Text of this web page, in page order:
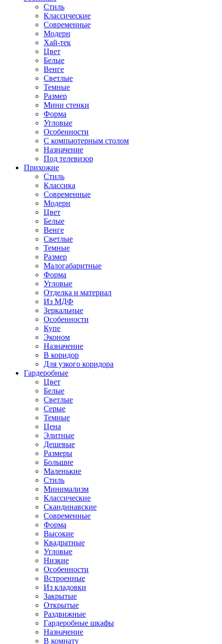
Стиль
Классические
Современные
Модерн
Хай-тек
Цвет
Белые
Венге
Светлые
Темные
Размер
Мини стенки
Форма
Угловые
Особенности
С компьютерным столом
Назначение
Под телевизор
Прихожие
Стиль
Классика
Современные
Модерн
Цвет
Белые
Венге
Светлые
Темные
Размер
Малогабаритные
Форма
Угловые
Отделка и материал
Из МДФ
Зеркальные
Особенности
Купе
Эконом
Назначение
В коридор
Для узкого коридора
Гардеробные
Цвет
Белые
Светлые
Серые
Темные
Цена
Элитные
Дешевые
Размеры
Большие
Маленькие
Стиль
Минимализм
Классические
Скандинавские
Современные
Форма
Высокие
Квадратные
Угловые
Низкие
Особенности
Встроенные
Из кладовки
Закрытые
Открытые
Раздвижные
Гардеробные шкафы
Назначение
В комнату